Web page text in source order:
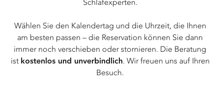
Schlafexperten.
Wählen Sie den Kalendertag und die Uhrzeit, die Ihnen
am besten passen – die Reservation können Sie dann
immer noch verschieben oder stornieren. Die Beratung
ist kostenlos und unverbindlich. Wir freuen uns auf Ihren
Besuch.